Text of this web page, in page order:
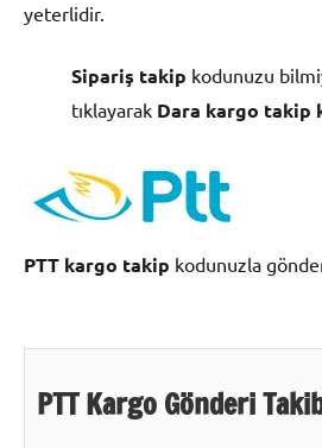
yeterlidir.
Sipariş takip kodunuzu
tıklayarak Dara kargo takip
PTT kargo takip kodunuzla
PTT Kargo Gönderi